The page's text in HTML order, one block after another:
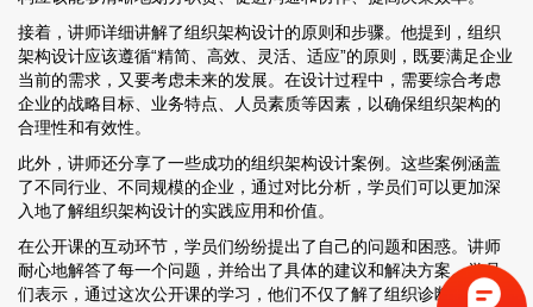
接着，讲师详细讲解了组织架构设计的原则和步骤。他提到，组织
架构设计应该遵循“精简、高效、灵活、适应”的原则，既要满足企业
当前的需求，又要考虑未来的发展。在设计过程中，需要综合考虑
企业的战略目标、业务特点、人员素质等因素，以确保组织架构的
合理性和有效性。
此外，讲师还分享了一些成功的组织架构设计案例。这些案例涵盖
了不同行业、不同规模的企业，通过对比分析，学员们可以更加深
入地了解组织架构设计的实践应用和价值。
在公开课的互动环节，学员们纷纷提出了自己的问题和困惑。讲师
耐心地解答了每一个问题，并给出了具体的建议和解决方案。学员
们表示，通过这次公开课的学习，他们不仅了解了组织诊断与组织